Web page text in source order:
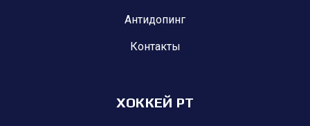
Антидопинг
Контакты
ХОККЕЙ РТ